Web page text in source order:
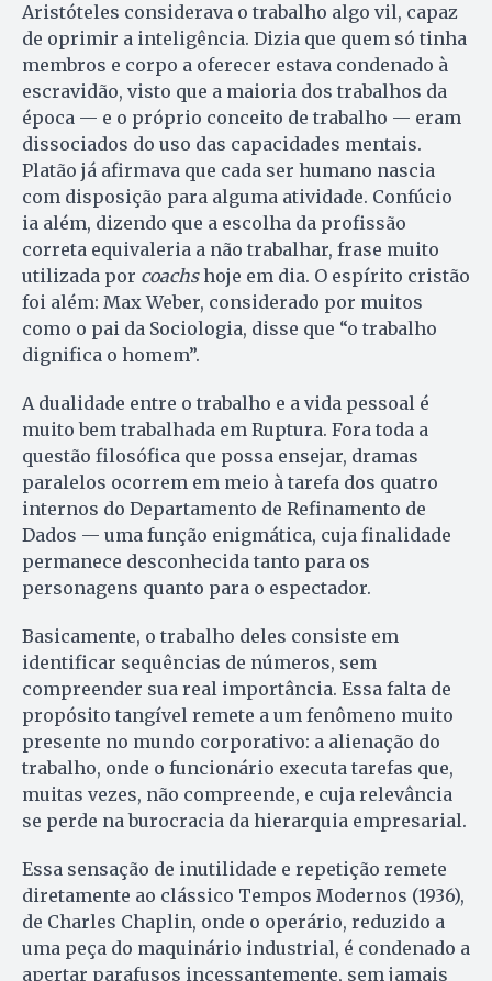
Aristóteles considerava o trabalho algo vil, capaz
de oprimir a inteligência. Dizia que quem só tinha
membros e corpo a oferecer estava condenado à
escravidão, visto que a maioria dos trabalhos da
época — e o próprio conceito de trabalho — eram
dissociados do uso das capacidades mentais.
Platão já afirmava que cada ser humano nascia
com disposição para alguma atividade. Confúcio
ia além, dizendo que a escolha da profissão
correta equivaleria a não trabalhar, frase muito
utilizada por coachshoje em dia. O espírito cristão
foi além: Max Weber, considerado por muitos
como o pai da Sociologia, disse que “o trabalho
dignifica o homem”.
A dualidade entre o trabalho e a vida pessoal é
muito bem trabalhada em Ruptura. Fora toda a
questão filosófica que possa ensejar, dramas
paralelos ocorrem em meio à tarefa dos quatro
internos do Departamento de Refinamento de
Dados — uma função enigmática, cuja finalidade
permanece desconhecida tanto para os
personagens quanto para o espectador.
Basicamente, o trabalho deles consiste em
identificar sequências de números, sem
compreender sua real importância. Essa falta de
propósito tangível remete a um fenômeno muito
presente no mundo corporativo: a alienação do
trabalho, onde o funcionário executa tarefas que,
muitas vezes, não compreende, e cuja relevância
se perde na burocracia da hierarquia empresarial.
Essa sensação de inutilidade e repetição remete
diretamente ao clássico Tempos Modernos (1936),
de Charles Chaplin, onde o operário, reduzido a
uma peça do maquinário industrial, é condenado a
apertar parafusos incessantemente, sem jamais